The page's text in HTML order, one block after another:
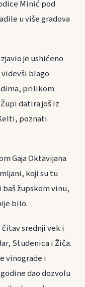
Minić pod
u više gradova
je ushićeno
blago
prilikom
datira još iz
poznati
Gaja Oktavijana
koji su tu
župskom vinu,
bilo.
srednji vek i
Studenica i Žiča.
vinograde i
dao dozvolu